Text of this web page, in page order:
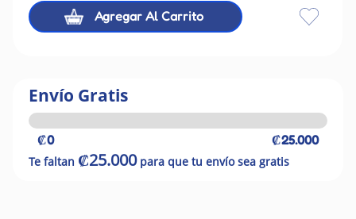
Agregar Al Carrito
Envío Gratis
₡0 ₡25.000
Te faltan ₡25.000para que tu envío sea gratis